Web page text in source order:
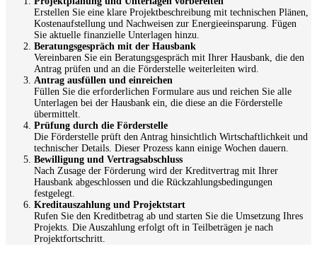
Erstellen Sie eine klare Projektbeschreibung mit technischen Plänen,
Kostenaufstellung und Nachweisen zur Energieeinsparung. Fügen
Sie aktuelle finanzielle Unterlagen hinzu.
Beratungsgespräch mit der Hausbank
Vereinbaren Sie ein Beratungsgespräch mit Ihrer Hausbank, die den
Antrag prüfen und an die Förderstelle weiterleiten wird.
Antrag ausfüllen und einreichen
Füllen Sie die erforderlichen Formulare aus und reichen Sie alle
Unterlagen bei der Hausbank ein, die diese an die Förderstelle
übermittelt.
Prüfung durch die Förderstelle
Die Förderstelle prüft den Antrag hinsichtlich Wirtschaftlichkeit und
technischer Details. Dieser Prozess kann einige Wochen dauern.
Bewilligung und Vertragsabschluss
Nach Zusage der Förderung wird der Kreditvertrag mit Ihrer
Hausbank abgeschlossen und die Rückzahlungsbedingungen
festgelegt.
Kreditauszahlung und Projektstart
Rufen Sie den Kreditbetrag ab und starten Sie die Umsetzung Ihres
Projekts. Die Auszahlung erfolgt oft in Teilbeträgen je nach
Projektfortschritt.